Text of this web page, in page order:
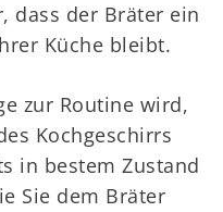
dass der Bräter ein
Küche bleibt.
zur Routine wird,
Kochgeschirrs
in bestem Zustand
Sie dem Bräter